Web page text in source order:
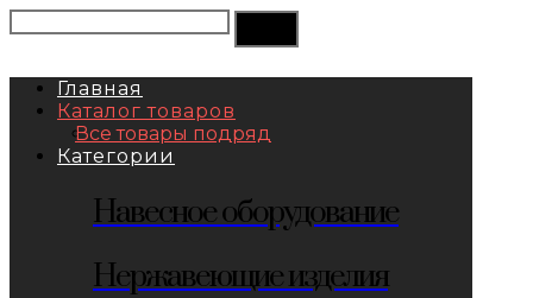
Главная
Каталог товаров
Все товары подряд
Категории
Навесное оборудование
Нержавеющие изделия